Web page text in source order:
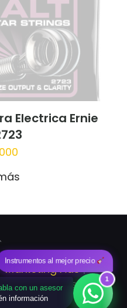
Electrica Ernie
Instrumentos al mejor precio
con un asesor
información
1
Marketing Ads|
reservados.